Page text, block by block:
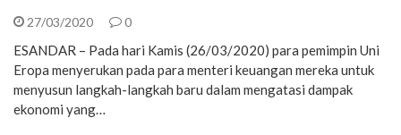
27/03/2020 0
ESANDAR – Pada hari Kamis (26/03/2020) para pemimpin Uni
Eropa menyerukan pada para menteri keuangan mereka untuk
menyusun langkah-langkah baru dalam mengatasi dampak
ekonomi yang…